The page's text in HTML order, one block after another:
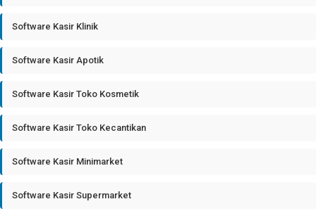
Software Kasir Klinik
Software Kasir Apotik
Software Kasir Toko Kosmetik
Software Kasir Toko Kecantikan
Software Kasir Minimarket
Software Kasir Supermarket